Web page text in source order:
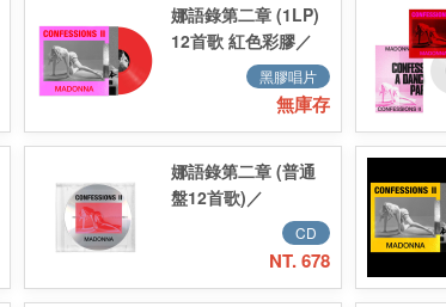
娜語錄第二章 (1LP)
12首歌 紅色彩膠／
Confessions II 12-
track Standard
黑膠唱片
無庫存
娜語錄第二章 (普通
盤12首歌)／
Confessions II CD
NT. 678